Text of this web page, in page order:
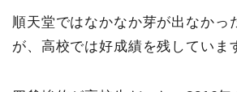
順天堂ではなかなか芽が出なかっ
が、高校では好成績を残していま